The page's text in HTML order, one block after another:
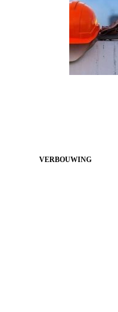
VERBOUWING